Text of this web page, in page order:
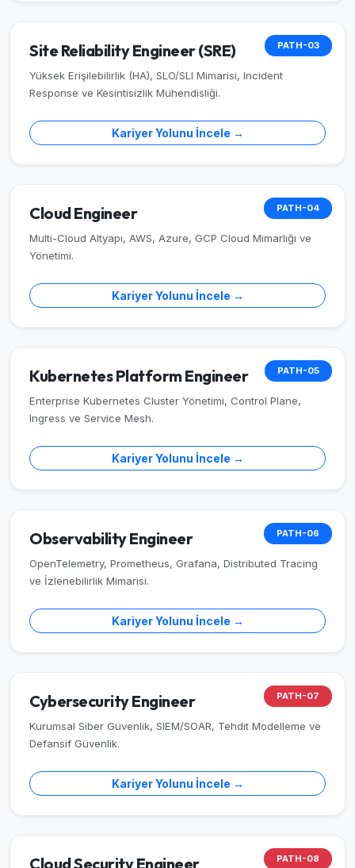
PATH-03
Site Reliability Engineer (SRE)
Yüksek Erişilebilirlik (HA), SLO/SLI Mimarisi, Incident
Response ve Kesintisizlik Mühendisliği.
Kariyer Yolunu İncele →
PATH-04
Cloud Engineer
Multi-Cloud Altyapı, AWS, Azure, GCP Cloud Mimarlığı ve
Yönetimi.
Kariyer Yolunu İncele →
PATH-05
Kubernetes Platform Engineer
Enterprise Kubernetes Cluster Yönetimi, Control Plane,
Ingress ve Service Mesh.
Kariyer Yolunu İncele →
PATH-06
Observability Engineer
OpenTelemetry, Prometheus, Grafana, Distributed Tracing
ve İzlenebilirlik Mimarisi.
Kariyer Yolunu İncele →
PATH-07
Cybersecurity Engineer
Kurumsal Siber Güvenlik, SIEM/SOAR, Tehdit Modelleme ve
Defansif Güvenlik.
Kariyer Yolunu İncele →
PATH-08
Cloud Security Engineer